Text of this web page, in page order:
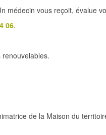
médecin vous reçoit, évalue
06.
renouvelables.
de la Maison du